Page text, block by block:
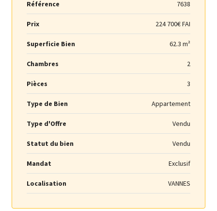
Référence 7638
Prix 224 700€ FAI
Superficie Bien 62.3 m²
Chambres 2
Pièces 3
Type de Bien Appartement
Type d'Offre Vendu
Statut du bien Vendu
Mandat Exclusif
Localisation VANNES